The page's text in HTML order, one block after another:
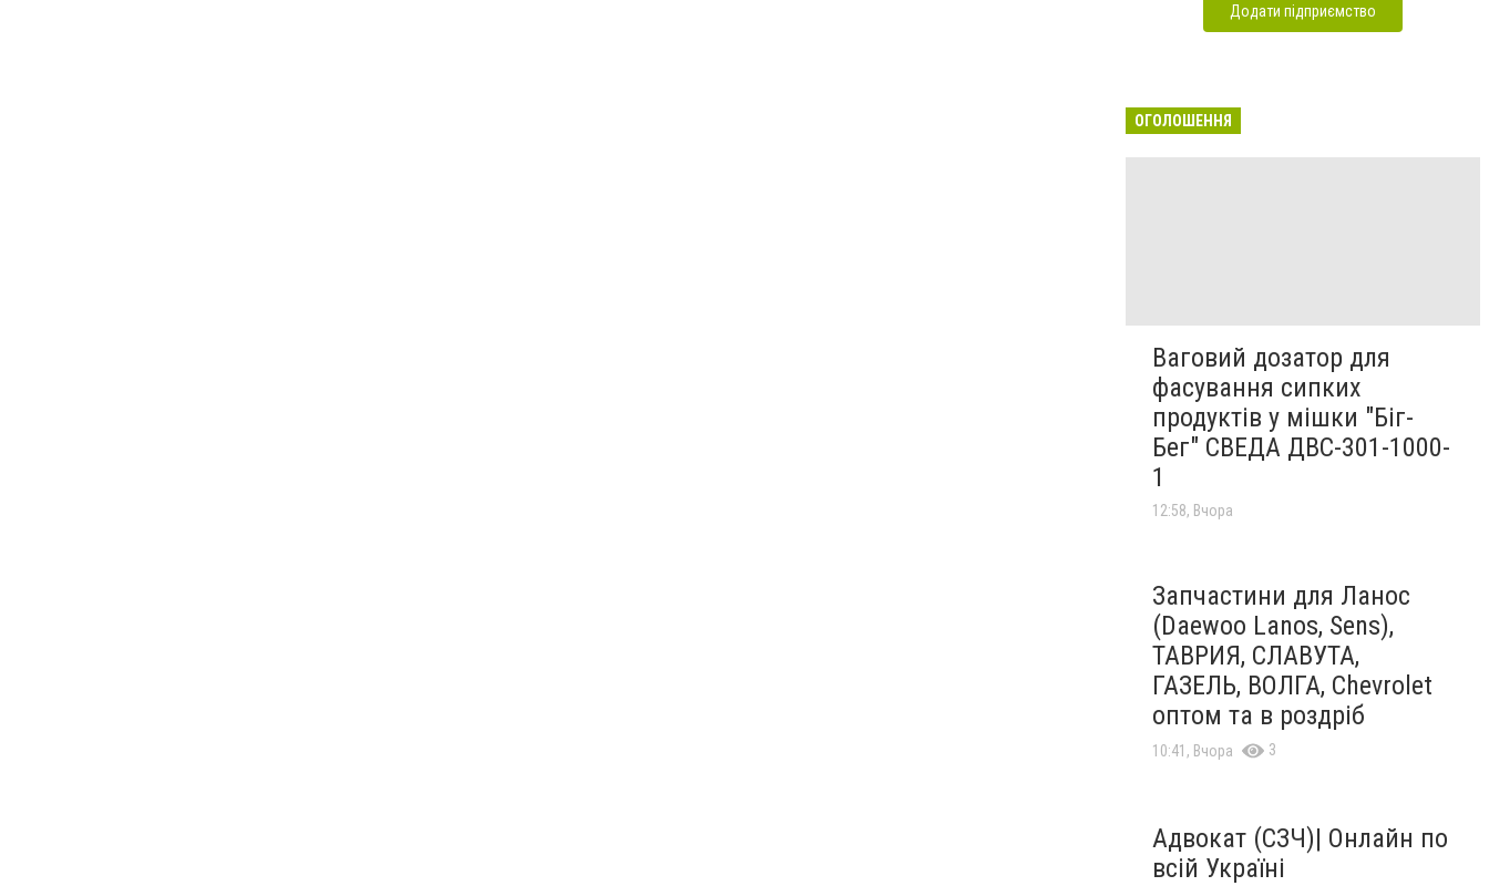
Додати підприємство
ОГОЛОШЕННЯ
Ваговий дозатор для
фасування сипких
продуктів у мішки "Біг-
Бег" СВЕДА ДВС-301-1000-
1
12:58, Вчора
Запчастини для Ланос
(Daewoo Lanos, Sens),
ТАВРИЯ, СЛАВУТА,
ГАЗЕЛЬ, ВОЛГА, Chevrolet
оптом та в роздріб
10:41, Вчора 3
Адвокат (СЗЧ)| Онлайн по
всій Україні